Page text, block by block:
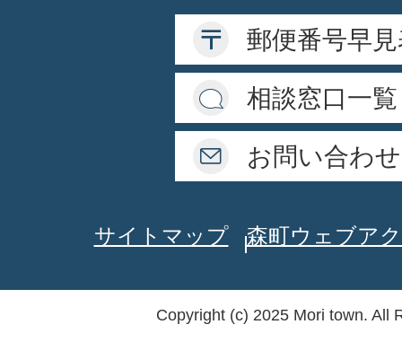
郵便番号早
相談窓口一覧
お問い合わせ
サイトマップ 森町ウェブア
Copyright (c) 2025 Mori town. All